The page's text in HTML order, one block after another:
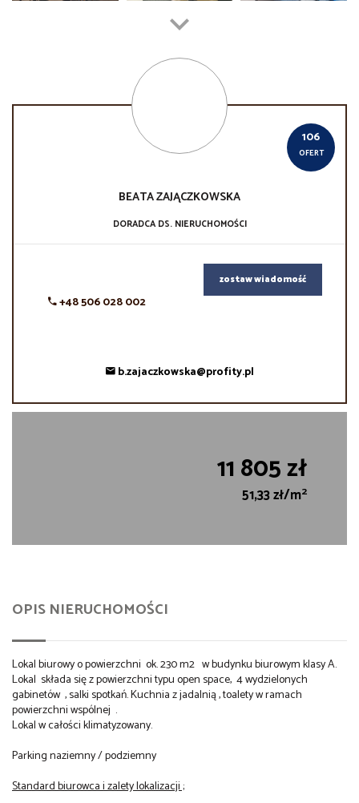
106
OFERT
BEATAZAJĄCZKOWSKA
DORADCA DS. NIERUCHOMOŚCI
+48 506 028 002
zostaw wiadomość
b.zajaczkowska@profity.pl
11 805 zł
51,33 zł/m2
OPIS NIERUCHOMOŚCI
Lokal biurowy o powierzchni ok. 230 m2 w budynku biurowym klasy A.
Lokal składa się z powierzchni typu open space, 4 wydzielonych
gabinetów , salki spotkań. Kuchnia z jadalnią , toalety w ramach
powierzchni wspólnej .
Lokal w całości klimatyzowany.
Parking naziemny / podziemny
Standard biurowca i zalety lokalizacji ;